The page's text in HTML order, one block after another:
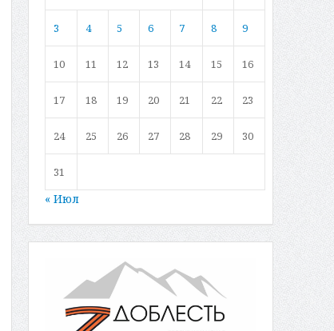
3 4 5 6 7 8 9
10 11 12 13 14 15 16
17 18 19 20 21 22 23
24 25 26 27 28 29 30
31
« Июл